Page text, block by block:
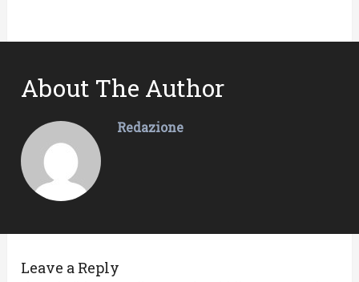
About The Author
Redazione
Leave a Reply